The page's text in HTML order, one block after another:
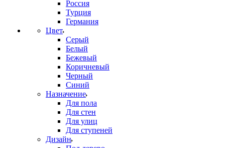
Россия
Турция
Германия
Цвет
Серый
Белый
Бежевый
Коричневый
Черный
Синий
Назначение
Для пола
Для стен
Для улиц
Для ступеней
Дизайн